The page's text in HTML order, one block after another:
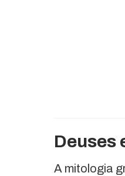
Deuses
A mitologia